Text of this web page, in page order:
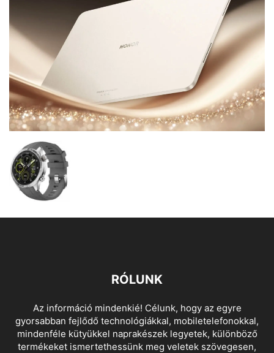
RÓLUNK
Az információ mindenkié! Célunk, hogy az egyre
gyorsabban fejlődő technológiákkal, mobiletelefonokkal,
mindenféle kütyükkel naprakészek legyetek, különböző
termékeket ismertethessünk meg veletek szövegesen,